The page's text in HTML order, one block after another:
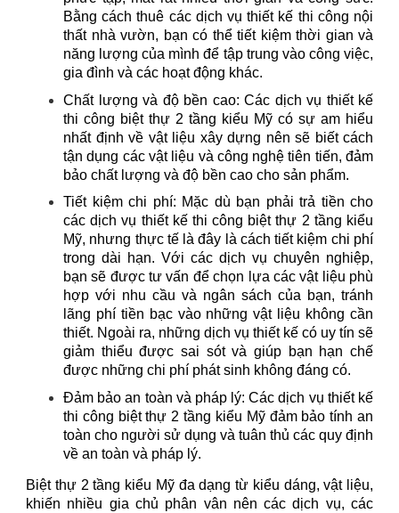
Bằng cách thuê các dịch vụ thiết kế thi công nội
thất nhà vườn, bạn có thể tiết kiệm thời gian và
năng lượng của mình để tập trung vào công việc,
gia đình và các hoạt động khác.
Chất lượng và độ bền cao: Các dịch vụ thiết kế
thi công biệt thự 2 tầng kiểu Mỹ có sự am hiểu
nhất định về vật liệu xây dựng nên sẽ biết cách
tận dụng các vật liệu và công nghệ tiên tiến, đảm
bảo chất lượng và độ bền cao cho sản phẩm.
Tiết kiệm chi phí: Mặc dù bạn phải trả tiền cho
các dịch vụ thiết kế thi công biệt thự 2 tầng kiểu
Mỹ, nhưng thực tế là đây là cách tiết kiệm chi phí
trong dài hạn. Với các dịch vụ chuyên nghiệp,
bạn sẽ được tư vấn để chọn lựa các vật liệu phù
hợp với nhu cầu và ngân sách của bạn, tránh
lãng phí tiền bạc vào những vật liệu không cần
thiết. Ngoài ra, những dịch vụ thiết kế có uy tín sẽ
giảm thiểu được sai sót và giúp bạn hạn chế
được những chi phí phát sinh không đáng có.
Đảm bảo an toàn và pháp lý: Các dịch vụ thiết kế
thi công biệt thự 2 tầng kiểu Mỹ đảm bảo tính an
toàn cho người sử dụng và tuân thủ các quy định
về an toàn và pháp lý.
Biệt thự 2 tầng kiểu Mỹ đa dạng từ kiểu dáng, vật liệu,
khiến nhiều gia chủ phân vân nên các dịch vụ, các